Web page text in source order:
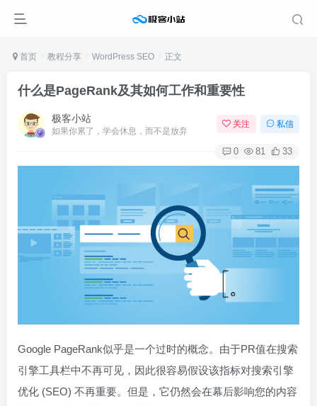
首页 教程分享 WordPress SEO 正文
什么是PageRank及其如何工作和重要性
极客小站
如果你累了，学会休息，而不是放弃
关注 私信
0 81 33
Google PageRank似乎是一个过时的概念。由于PR值在搜索
引擎工具栏中不再可见，因此很容易假设该指标对搜索引擎
优化 (SEO) 不再重要。但是，它仍然会在幕后影响您的内容